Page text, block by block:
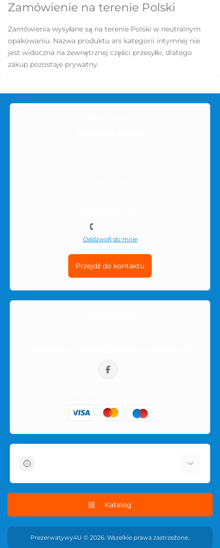
Zamówienie na terenie Polski
Zamówienia wysyłane są na terenie Polski w neutralnym
opakowaniu. Nazwa produktu ani kategorii intymnej nie
jest widoczna na zewnętrznej części przesyłki, dlatego
zakup pozostaje prywatny.
Oddzwoń do mnie
Przejdź do kontaktu
Regulamin sklepu
Katalog
Prezerwatywy4U © 2026. Wszelkie prawa zastrzeżone.